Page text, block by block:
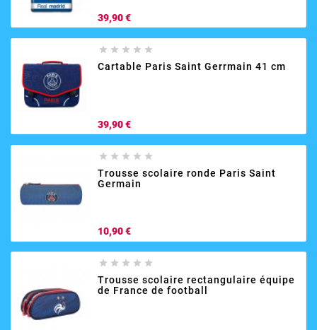
39,90 €Prix
    
Cartable Paris Saint Gerrmain 41 cm
39,90 €Prix
    
Trousse scolaire ronde Paris Saint
Germain
10,90 €Prix
    
Trousse scolaire rectangulaire équipe
de France de football